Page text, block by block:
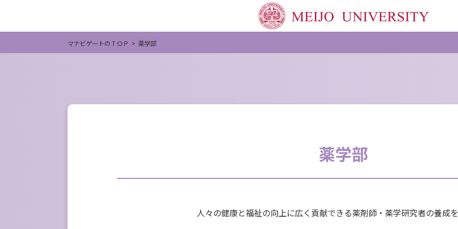
マナビゲートのＴＯＰ 薬学部
薬学部
⼈々の健康と福祉の向上に広く貢献できる薬剤師・薬学研究者の養成